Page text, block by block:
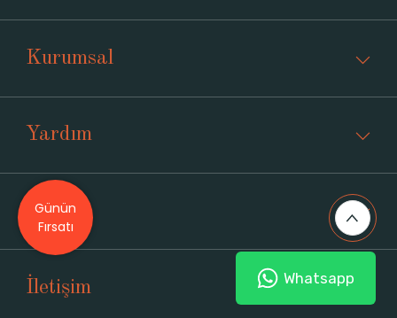
Kurumsal
Yardım
Üyelik
İletişim Whatsapp
Günün
Fırsatı